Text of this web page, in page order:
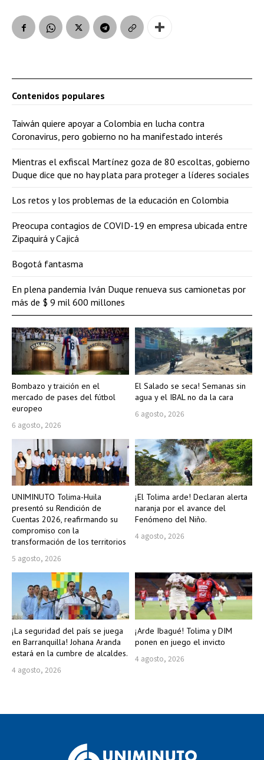
Bombazo y traición en el
mercado de pases del fútbol
europeo
6 agosto, 2026
El Salado se seca! Semanas sin
agua y el IBAL no da la cara
6 agosto, 2026
UNIMINUTO Tolima-Huila
presentó su Rendición de
Cuentas 2026, reafirmando su
compromiso con la
transformación de los territorios
5 agosto, 2026
¡El Tolima arde! Declaran alerta
naranja por el avance del
Fenómeno del Niño.
4 agosto, 2026
¡La seguridad del país se juega
en Barranquilla! Johana Aranda
estará en la cumbre de alcaldes.
4 agosto, 2026
¡Arde Ibagué! Tolima y DIM
ponen en juego el invicto
4 agosto, 2026
Contenidos populares
Taiwán quiere apoyar a Colombia en lucha contra
Coronavirus, pero gobierno no ha manifestado interés
Mientras el exfiscal Martínez goza de 80 escoltas, gobierno
Duque dice que no hay plata para proteger a líderes sociales
Los retos y los problemas de la educación en Colombia
Preocupa contagios de COVID-19 en empresa ubicada entre
Zipaquirá y Cajicá
Bogotá fantasma
En plena pandemia Iván Duque renueva sus camionetas por
más de $ 9 mil 600 millones